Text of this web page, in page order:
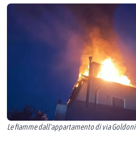
Le fiamme dall'appartamento di via Goldoni